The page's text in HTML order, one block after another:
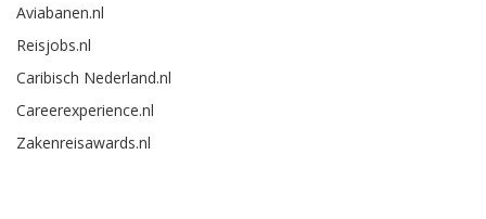
Aviabanen.nl
Reisjobs.nl
Caribisch Nederland.nl
Careerexperience.nl
Zakenreisawards.nl